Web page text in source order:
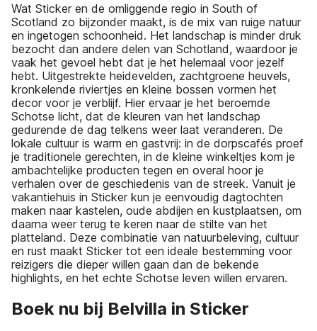
Wat Sticker en de omliggende regio in South of
Scotland zo bijzonder maakt, is de mix van ruige natuur
en ingetogen schoonheid. Het landschap is minder druk
bezocht dan andere delen van Schotland, waardoor je
vaak het gevoel hebt dat je het helemaal voor jezelf
hebt. Uitgestrekte heidevelden, zachtgroene heuvels,
kronkelende riviertjes en kleine bossen vormen het
decor voor je verblijf. Hier ervaar je het beroemde
Schotse licht, dat de kleuren van het landschap
gedurende de dag telkens weer laat veranderen. De
lokale cultuur is warm en gastvrij: in de dorpscafés proef
je traditionele gerechten, in de kleine winkeltjes kom je
ambachtelijke producten tegen en overal hoor je
verhalen over de geschiedenis van de streek. Vanuit je
vakantiehuis in Sticker kun je eenvoudig dagtochten
maken naar kastelen, oude abdijen en kustplaatsen, om
daarna weer terug te keren naar de stilte van het
platteland. Deze combinatie van natuurbeleving, cultuur
en rust maakt Sticker tot een ideale bestemming voor
reizigers die dieper willen gaan dan de bekende
highlights, en het echte Schotse leven willen ervaren.
Boek nu bij Belvilla in Sticker